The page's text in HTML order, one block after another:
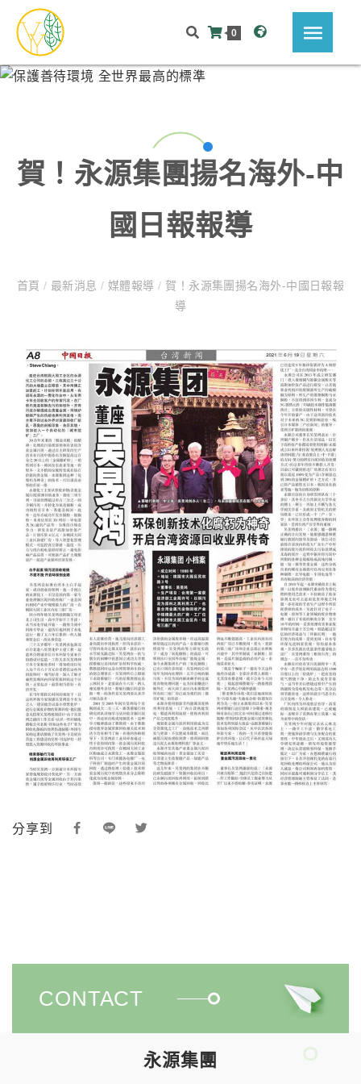
0
賀！永源集團揚名海外-中
國日報報導
首頁 / 最新消息/ 媒體報導/ 賀！永源集團揚名海外-中國日報報
導
分享到
CONTACT
永源集團